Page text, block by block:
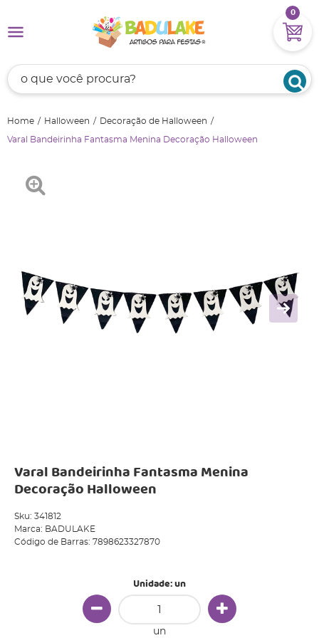
0
Home Halloween Decoração de Halloween
Varal Bandeirinha Fantasma Menina Decoração Halloween
Varal Bandeirinha Fantasma Menina
Decoração Halloween
Sku: 341812
Marca: BADULAKE
Código de Barras: 7898623327870
Unidade: un
un